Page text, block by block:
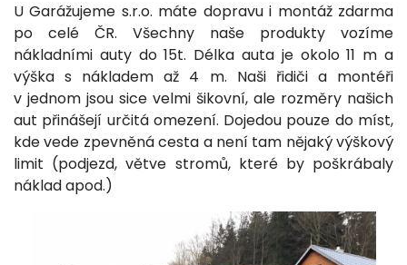
U Garážujeme s.r.o. máte dopravu i montáž zdarma
po celé ČR. Všechny naše produkty vozíme
nákladními auty do 15t. Délka auta je okolo 11 m a
výška s nákladem až 4 m. Naši řidiči a montéři
v jednom jsou sice velmi šikovní, ale rozměry našich
aut přinášejí určitá omezení. Dojedou pouze do míst,
kde vede zpevněná cesta a není tam nějaký výškový
limit (podjezd, větve stromů, které by poškrábaly
náklad apod.)